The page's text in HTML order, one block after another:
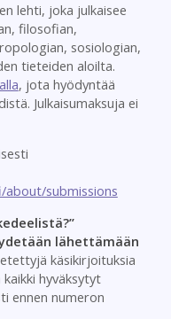
lehti, joka julkaisee
filosofian,
sosiologian,
tieteiden aloilta.
, jota hyödyntää
Julkaisumaksuja ei
about/submissions
lähettämään
käsikirjoituksia
hyväksytyt
ennen numeron